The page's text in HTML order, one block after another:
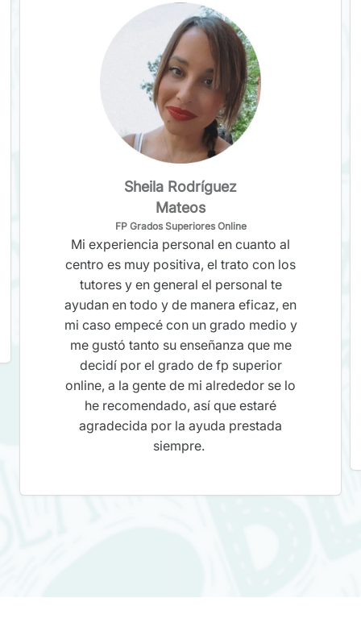
Sheila Rodríguez
Mateos
FP Grados Superiores Online
Mi experiencia personal en cuanto al
centro es muy positiva, el trato con los
tutores y en general el personal te
ayudan en todo y de manera eficaz, en
mi caso empecé con un grado medio y
me gustó tanto su enseñanza que me
decidí por el grado de fp superior
online, a la gente de mi alrededor se lo
he recomendado, así que estaré
agradecida por la ayuda prestada
siempre.